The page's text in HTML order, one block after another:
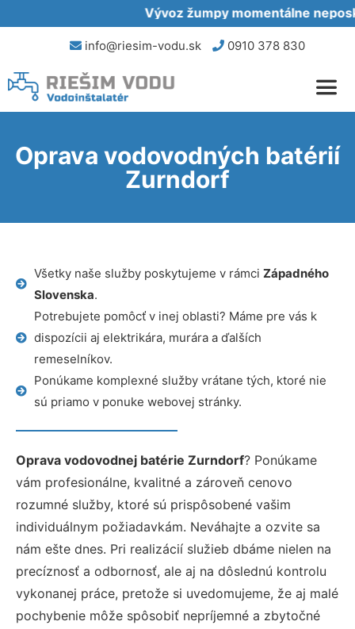
Vývoz žumpy momentálne
info@riesim-vodu.sk 0910 378 830
Oprava vodovodných batérií
Zurndorf
Všetky naše služby poskytujeme v rámci Západného
Slovenska.
Potrebujete pomôcť v inej oblasti? Máme pre vás k
dispozícii aj elektrikára, murára a ďalších
remeselníkov.
Ponúkame komplexné služby vrátane tých, ktoré nie
sú priamo v ponuke webovej stránky.
Oprava vodovodnej batérie Zurndorf? Ponúkame
vám profesionálne, kvalitné a zároveň cenovo
rozumné služby, ktoré sú prispôsobené vašim
individuálnym požiadavkám. Neváhajte a ozvite sa
nám ešte dnes. Pri realizácií služieb dbáme nielen na
precíznosť a odbornosť, ale aj na dôslednú kontrolu
vykonanej práce, pretože si uvedomujeme, že aj malé
pochybenie môže spôsobiť nepríjemné a zbytočné